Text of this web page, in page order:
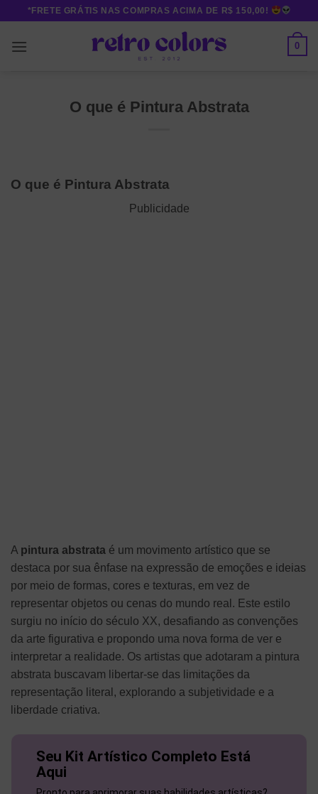
content
*FRETE GRÁTIS NAS COMPRAS ACIMA DE R$ 150,00!
0
O que é Pintura Abstrata
O que é Pintura Abstrata
Publicidade
A pintura abstrata é um movimento artístico que se
destaca por sua ênfase na expressão de emoções e ideias
por meio de formas, cores e texturas, em vez de
representar objetos ou cenas do mundo real. Este estilo
surgiu no início do século XX, desafiando as convenções
da arte figurativa e propondo uma nova forma de ver e
interpretar a realidade. Os artistas que adotaram a pintura
abstrata buscavam libertar-se das limitações da
representação literal, explorando a subjetividade e a
liberdade criativa.
Seu Kit Artístico Completo Está
Aqui